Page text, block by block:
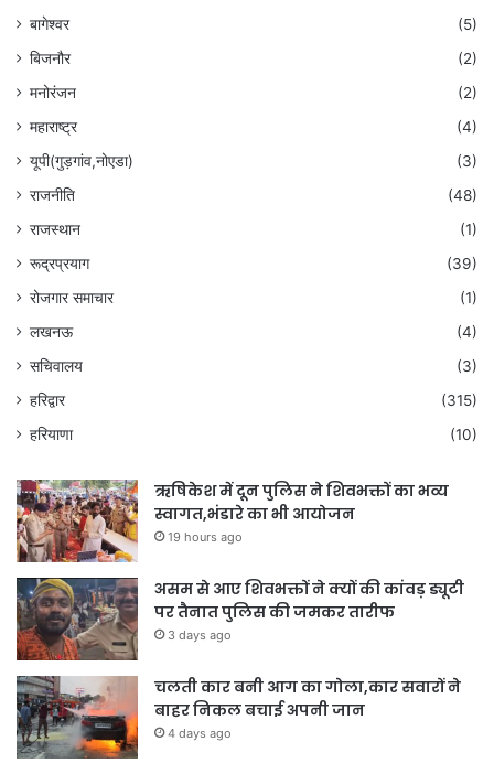
बागेश्वर
(5)
बिजनौर
(2)
मनोरंजन
(2)
महाराष्ट्र
(4)
यूपी(गुड़गांव,नोएडा)
(3)
राजनीति
(48)
राजस्थान
(1)
रूद्रप्रयाग
(39)
रोजगार समाचार
(1)
लखनऊ
(4)
सचिवालय
(3)
हरिद्वार
(315)
हरियाणा
(10)
ऋषिकेश में दून पुलिस ने शिवभक्तों का भव्य
स्वागत,भंडारे का भी आयोजन
19 hours ago
असम से आए शिवभक्तों ने क्यों की कांवड़ ड्यूटी
पर तैनात पुलिस की जमकर तारीफ
3 days ago
चलती कार बनी आग का गोला,कार सवारों ने
बाहर निकल बचाई अपनी जान
4 days ago